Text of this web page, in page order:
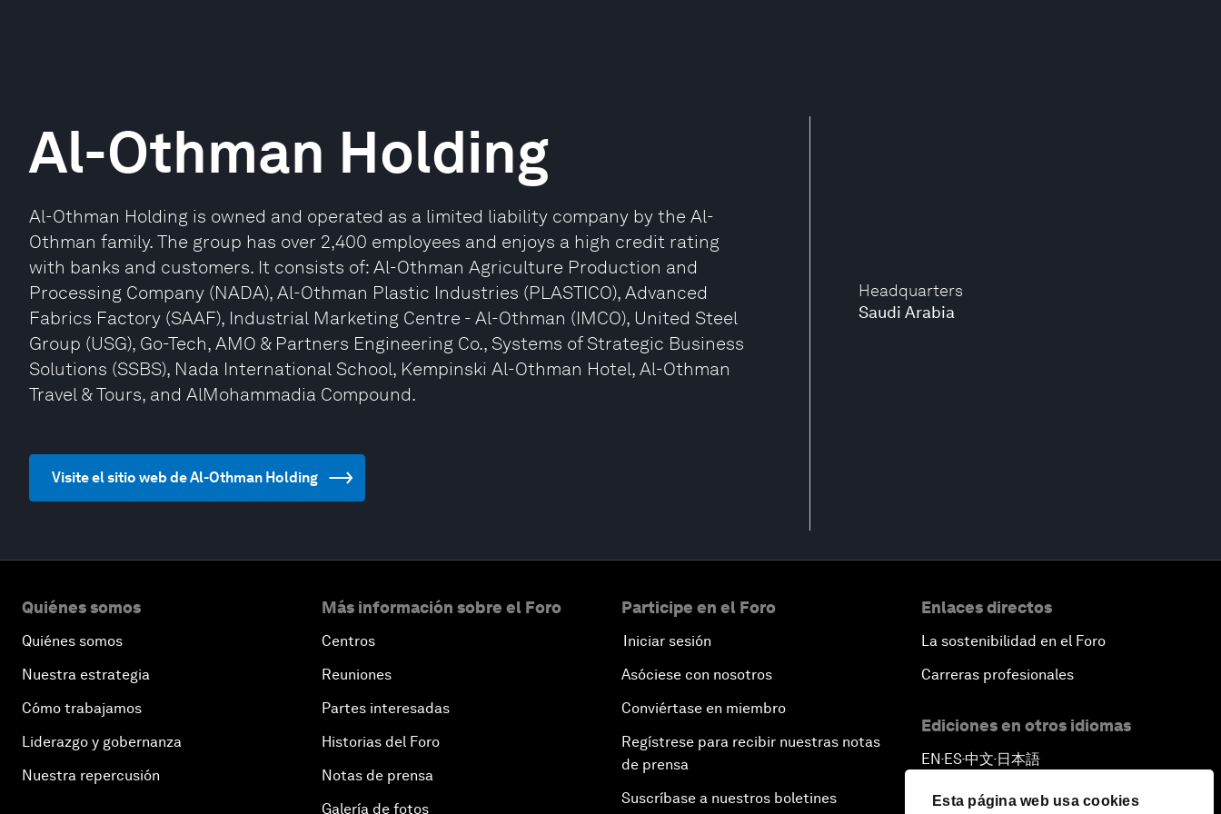
Esta página web usa cookies
Headquarters
Saudi Arabia
Al-Othman Holding
Al-Othman Holding is owned and operated as a limited liability company by the Al-
Othman family. The group has over 2,400 employees and enjoys a high credit rating
with banks and customers. It consists of: Al-Othman Agriculture Production and
Processing Company (NADA), Al-Othman Plastic Industries (PLASTICO), Advanced
Fabrics Factory (SAAF), Industrial Marketing Centre - Al-Othman (IMCO), United Steel
Group (USG), Go-Tech, AMO & Partners Engineering Co., Systems of Strategic Business
Solutions (SSBS), Nada International School, Kempinski Al-Othman Hotel, Al-Othman
Travel & Tours, and AlMohammadia Compound.
Visite el sitio web de Al-Othman Holding
Quiénes somos
Quiénes somos
Nuestra estrategia
Cómo trabajamos
Liderazgo y gobernanza
Nuestra repercusión
Más información sobre el Foro
Centros
Reuniones
Partes interesadas
Historias del Foro
Notas de prensa
Galería de fotos
Participe en el Foro
Iniciar sesión
Asóciese con nosotros
Conviértase en miembro
Regístrese para recibir nuestras notas
de prensa
Suscríbase a nuestros boletines
Enlaces directos
La sostenibilidad en el Foro
Carreras profesionales
Ediciones en otros idiomas
EN ▪ES▪中文▪ 日本語